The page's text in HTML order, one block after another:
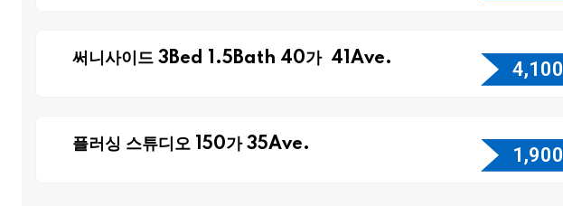
써니사이드 3Bed 1.5Bath 40가 41Ave. 4,100
플러싱 스튜디오 150가 35Ave. 1,900